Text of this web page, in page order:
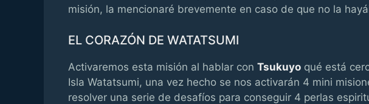
misión, la mencionaré brevemente en caso de que no la
EL CORAZÓN DE WATATSUMI
Activaremos esta misión al hablar con Tsukuyo qué está
Isla Watatsumi, una vez hecho se nos activarán 4 mini
resolver una serie de desafíos para conseguir 4 perlas